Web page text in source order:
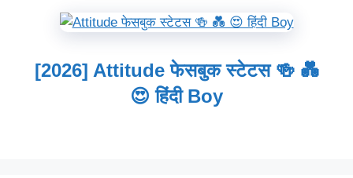
[2026] Attitude फेसबुक स्टेटस 🍻 💑
😍 हिंदी Boy